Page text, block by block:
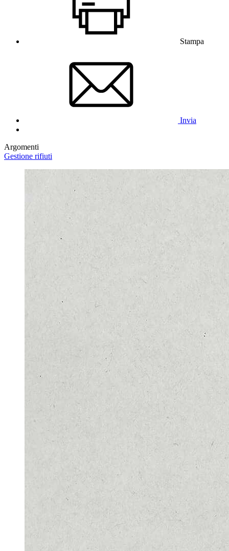
Stampa
Invia
Argomenti
Gestione rifiuti